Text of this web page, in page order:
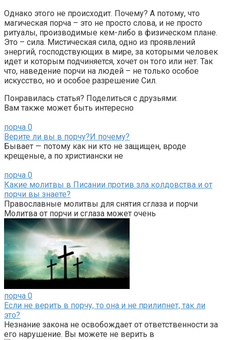
Однако этого не происходит. Почему? А потому, что
магическая порча – это не просто слова, и не просто
ритуалы, производимые кем-либо в физическом плане.
Это – сила. Мистическая сила, одно из проявлений
энергий, господствующих в мире, за которыми человек
идет и которым подчиняется, хочет он того или нет. Так
что, наведение порчи на людей – не только особое
искусство, но и особое разрешение Сил.
Понравилась статья? Поделиться с друзьями:
Вам также может быть интересно
порча 0
Верите ли вы в порчу?И почему?
Бывает — потому как ни кто не защищен, вроде
крещеные, а по христиански не
порча 0
Какие молитвы в Писании против зла колдовства и от
порчи вы знаете?
Православные молитвы для снятия сглаза и порчи
Молитва от порчи и сглаза может очень
порча 0
Если не верить в порчу, то она и не прилипнет, так ли
это?
Незнание закона не освобождает от ответственности за
его нарушение. Вы можете не верить в